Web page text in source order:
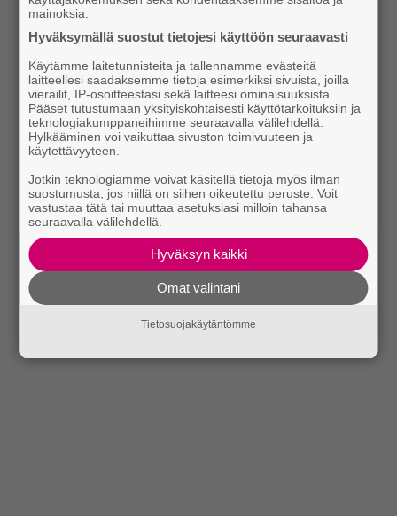
mainoksia.
Hyväksymällä suostut tietojesi käyttöön seuraavasti
Käytämme laitetunnisteita ja tallennamme evästeitä
laitteellesi saadaksemme tietoja esimerkiksi sivuista, joilla
vierailit, IP-osoitteestasi sekä laitteesi ominaisuuksista.
Pääset tutustumaan yksityiskohtaisesti käyttötarkoituksiin ja
teknologiakumppaneihimme seuraavalla välilehdellä.
Hylkääminen voi vaikuttaa sivuston toimivuuteen ja
käytettävyyteen.
Jotkin teknologiamme voivat käsitellä tietoja myös ilman
suostumusta, jos niillä on siihen oikeutettu peruste. Voit
vastustaa tätä tai muuttaa asetuksiasi milloin tahansa
seuraavalla välilehdellä.
Hyväksyn kaikki
Omat valintani
Tietosuojakäytäntömme